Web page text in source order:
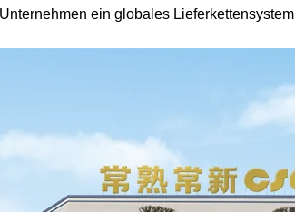
ein globales Lieferkettensystem